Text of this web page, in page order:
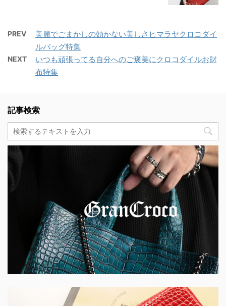
PREV
美麗でごまかしの効かない美しさヒマラヤクロコダイ
ルバッグ特集
NEXT
いつも頑張ってる自分へのご褒美にクロコダイルお財
布特集
記事検索